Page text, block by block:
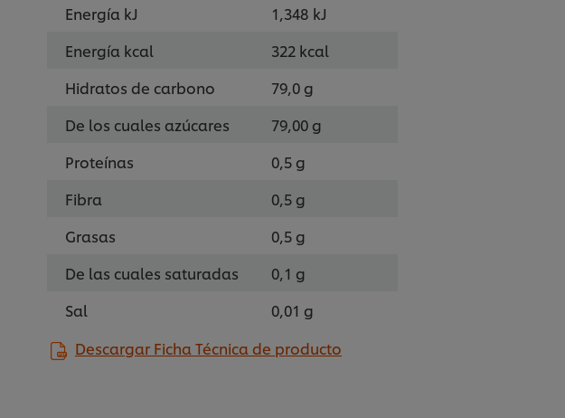
Energía kJ
1,348 kJ
Energía kcal
322 kcal
Hidratos de carbono
79,0 g
De los cuales azúcares
79,00 g
Proteínas
0,5 g
Fibra
0,5 g
Grasas
0,5 g
De las cuales saturadas
0,1 g
Sal
0,01 g
Descargar Ficha Técnica de producto